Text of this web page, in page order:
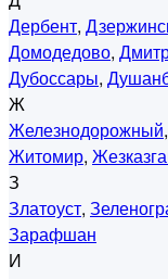
Дербент,
Домодедово,
Дубоссары,
Ж
Железнодорожный,
Житомир,
З
Златоуст,
Зарафшан
И